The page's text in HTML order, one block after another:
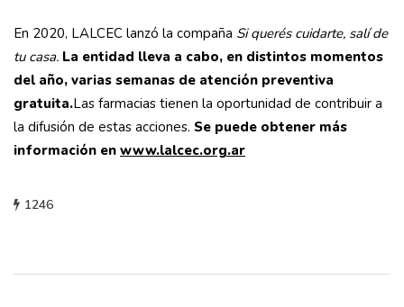
En 2020, LALCEC lanzó la compaña Si querés cuidarte, salí de
tu casa. La entidad lleva a cabo, en distintos momentos
del año, varias semanas de atención preventiva
gratuita.Las farmacias tienen la oportunidad de contribuir a
la difusión de estas acciones. Se puede obtener más
información en www.lalcec.org.ar
1246